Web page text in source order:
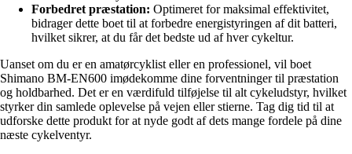
Forbedret præstation: Optimeret for maksimal effektivitet,
bidrager dette boet til at forbedre energistyringen af dit batteri,
hvilket sikrer, at du får det bedste ud af hver cykeltur.
Uanset om du er en amatørcyklist eller en professionel, vil boet
Shimano BM-EN600 imødekomme dine forventninger til præstation
og holdbarhed. Det er en værdifuld tilføjelse til alt cykeludstyr, hvilket
styrker din samlede oplevelse på vejen eller stierne. Tag dig tid til at
udforske dette produkt for at nyde godt af dets mange fordele på dine
næste cykelventyr.